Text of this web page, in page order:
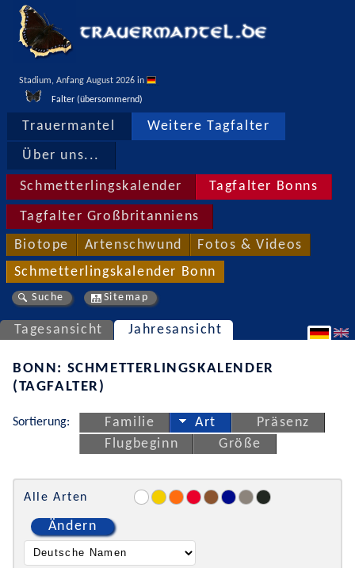
Stadium, Anfang August 2026 in
Falter (übersommernd)
Trauermantel Weitere Tagfalter
Über uns...
Schmetterlingskalender Tagfalter Bonns
Tagfalter Großbritanniens
Biotope Artenschwund Fotos & Videos
Schmetterlingskalender Bonn
Suche Sitemap
Tagesansicht Jahresansicht
BONN: SCHMETTERLINGSKALENDER
(TAGFALTER)
Sortierung: Familie Art
Präsenz
Flugbeginn
Größe
Alle Arten
Ändern